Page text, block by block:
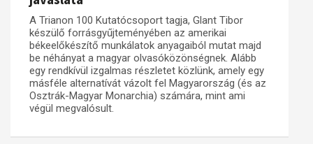
A Trianon 100 Kutatócsoport tagja, Glant Tibor
készülő forrásgyűjteményében az amerikai
békeelőkészítő munkálatok anyagaiból mutat majd
be néhányat a magyar olvasóközönségnek. Alább
egy rendkívül izgalmas részletet közlünk, amely egy
másféle alternatívát vázolt fel Magyarország (és az
Osztrák-Magyar Monarchia) számára, mint ami
végül megvalósult.